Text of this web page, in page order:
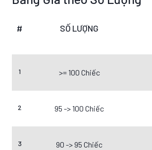
# SỐ LƯỢNG
1 >= 100 Chiếc
2 95 -> 100 Chiếc
3 90 -> 95 Chiếc